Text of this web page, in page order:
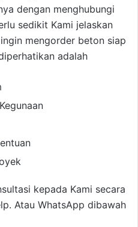
dengan menghubungi
sedikit Kami jelaskan
mengorder beton siap
adalah
kepada Kami secara
Atau WhatsApp dibawah